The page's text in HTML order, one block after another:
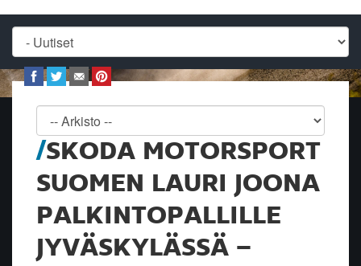
SKODA MOTORSPORT
SUOMEN LAURI JOONA
PALKINTOPALLILLE
JYVÄSKYLÄSSÄ –